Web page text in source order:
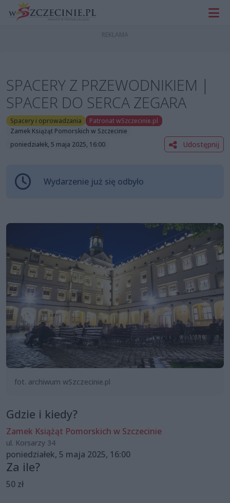
SPACERY Z PRZEWODNIKIEM |
SPACER DO SERCA ZEGARA
Spacery i oprowadzania
Patronat wSzczecinie.pl
Zamek Książąt Pomorskich w Szczecinie
poniedziałek, 5 maja 2025, 16:00
Udostępnij
Wydarzenie już się odbyło
fot. archiwum wSzczecinie.pl
Gdzie i kiedy?
Zamek Książąt Pomorskich w Szczecinie
ul. Korsarzy 34
poniedziałek, 5 maja 2025, 16:00
Za ile?
50 zł